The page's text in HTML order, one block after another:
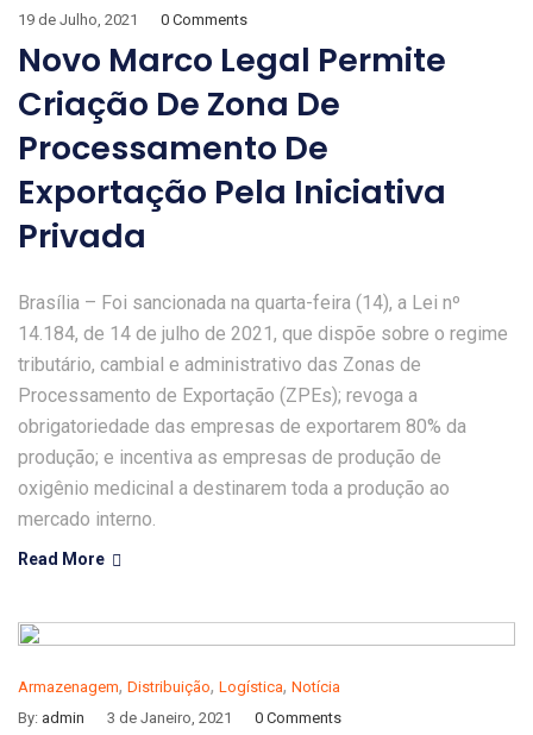
19 de Julho, 2021
0 Comments
Novo Marco Legal Permite
Criação De Zona De
Processamento De
Exportação Pela Iniciativa
Privada
Brasília – Foi sancionada na quarta-feira (14), a Lei nº
14.184, de 14 de julho de 2021, que dispõe sobre o regime
tributário, cambial e administrativo das Zonas de
Processamento de Exportação (ZPEs); revoga a
obrigatoriedade das empresas de exportarem 80% da
produção; e incentiva as empresas de produção de
oxigênio medicinal a destinarem toda a produção ao
mercado interno.
Read More
Armazenagem, Distribuição, Logística, Notícia
By: admin 3 de Janeiro, 2021 0 Comments